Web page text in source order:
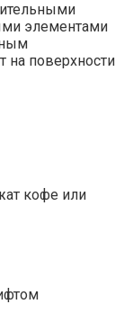
элементами
на поверхности
кофе или